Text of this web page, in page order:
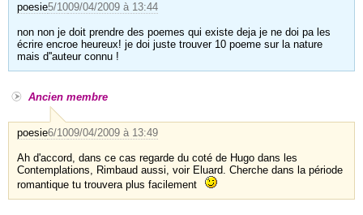
poesie5/1009/04/2009 à 13:44
non non je doit prendre des poemes qui existe deja je ne doi pa les
écrire encroe heureux! je doi juste trouver 10 poeme sur la nature
mais d''auteur connu !
Ancien membre
poesie6/1009/04/2009 à 13:49
Ah d'accord, dans ce cas regarde du coté de Hugo dans les
Contemplations, Rimbaud aussi, voir Eluard. Cherche dans la période
romantique tu trouvera plus facilement